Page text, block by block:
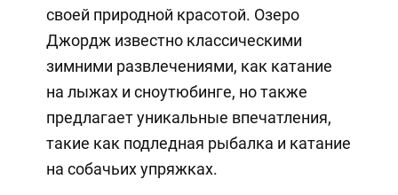
своей природной красотой. Озеро
Джордж известно классическими
зимними развлечениями, как катание
на лыжах и сноутюбинге, но также
предлагает уникальные впечатления,
такие как подледная рыбалка и катание
на собачьих упряжках.